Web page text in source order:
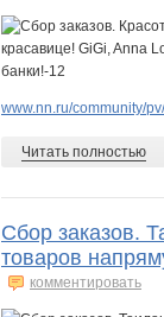
www.nn.ru/community/
Читать полностью
Сбор заказов.
товаров
комментировать